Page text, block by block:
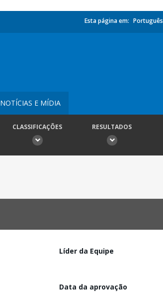
Esta página em: Português
NOTÍCIAS E MÍDIA
CLASSIFICAÇÕES RESULTADOS
Líder da Equipe
Data da aprovação